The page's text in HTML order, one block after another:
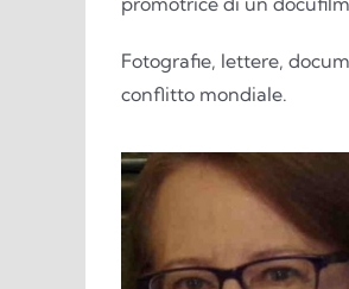
Fotografie, lettere,
conflitto mondiale.